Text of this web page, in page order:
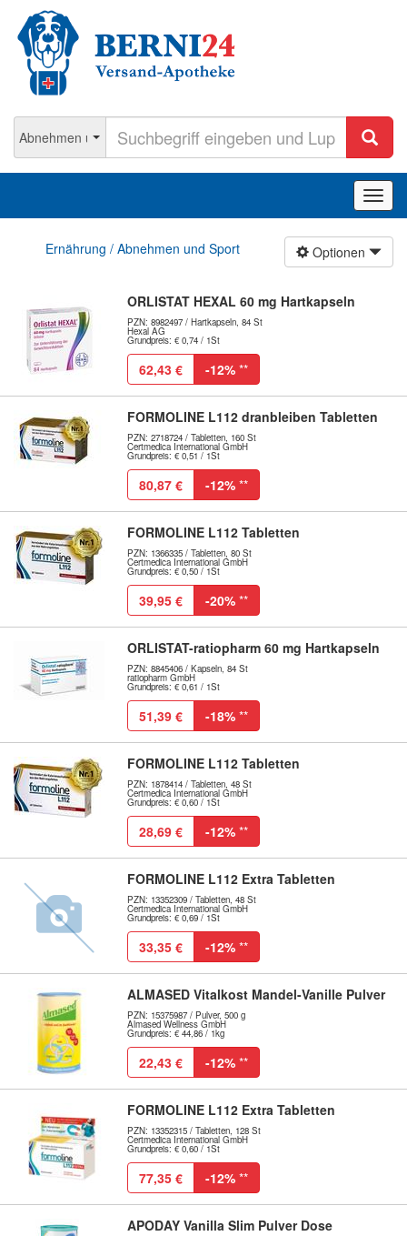
ein-/
Optionen
Ernährung / Abnehmen und Sport
ORLISTAT HEXAL 60 mg Hartkapseln
PZN: 8982497 / Hartkapseln, 84 St
Hexal AG
Grundpreis: € 0,74 / 1St
62,43 € -12% **
FORMOLINE L112 dranbleiben Tabletten
PZN: 2718724 / Tabletten, 160 St
Certmedica International GmbH
Grundpreis: € 0,51 / 1St
80,87 € -12% **
FORMOLINE L112 Tabletten
PZN: 1366335 / Tabletten, 80 St
Certmedica International GmbH
Grundpreis: € 0,50 / 1St
39,95 € -20% **
ORLISTAT-ratiopharm 60 mg Hartkapseln
PZN: 8845406 / Kapseln, 84 St
ratiopharm GmbH
Grundpreis: € 0,61 / 1St
51,39 € -18% **
FORMOLINE L112 Tabletten
PZN: 1878414 / Tabletten, 48 St
Certmedica International GmbH
Grundpreis: € 0,60 / 1St
28,69 € -12% **
FORMOLINE L112 Extra Tabletten
PZN: 13352309 / Tabletten, 48 St
Certmedica International GmbH
Grundpreis: € 0,69 / 1St
33,35 € -12% **
ALMASED Vitalkost Mandel-Vanille Pulver
PZN: 15375987 / Pulver, 500 g
Almased Wellness GmbH
Grundpreis: € 44,86 / 1kg
22,43 € -12% **
FORMOLINE L112 Extra Tabletten
PZN: 13352315 / Tabletten, 128 St
Certmedica International GmbH
Grundpreis: € 0,60 / 1St
77,35 € -12% **
APODAY Vanilla Slim Pulver Dose